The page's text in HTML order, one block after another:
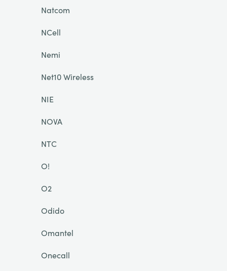
Natcom
NCell
Nemi
Net10 Wireless
NIE
NOVA
NTC
O!
O2
Odido
Omantel
Onecall